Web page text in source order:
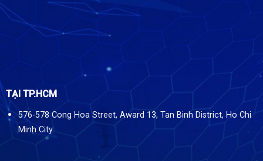
TẠI TP.HCM
576-578 Cong Hoa Street, Award 13, Tan Binh District, Ho Chi
Minh City